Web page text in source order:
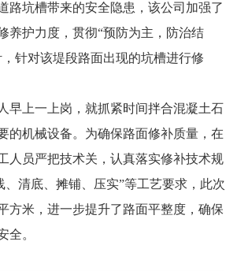
路坑槽带来的安全隐患，该公司加强了
养护力度，贯彻“预防为主，防治结
针对该堤段路面出现的坑槽进行修
早上一上岗，就抓紧时间拌合混凝土石
的机械设备。为确保路面修补质量，在
人员严把技术关，认真落实修补技术规
、清底、摊铺、压实”等工艺要求，此次
方米，进一步提升了路面平整度，确保
全。